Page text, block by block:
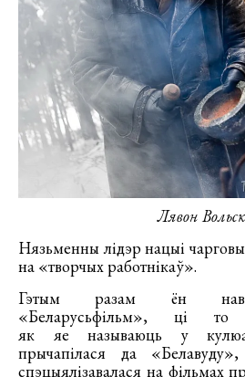
Лявон
Нязьменны лідэр нацыі
на «творчых работнікаў».
Гэтым разам ён
«Беларусьфільм», ці то
як яе называюць у
прычапілася да
спэцыялізавалася на фільмах